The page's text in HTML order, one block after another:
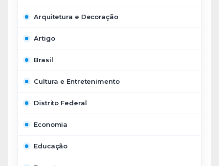
Arquitetura e Decoração
Artigo
Brasil
Cultura e Entretenimento
Distrito Federal
Economia
Educação